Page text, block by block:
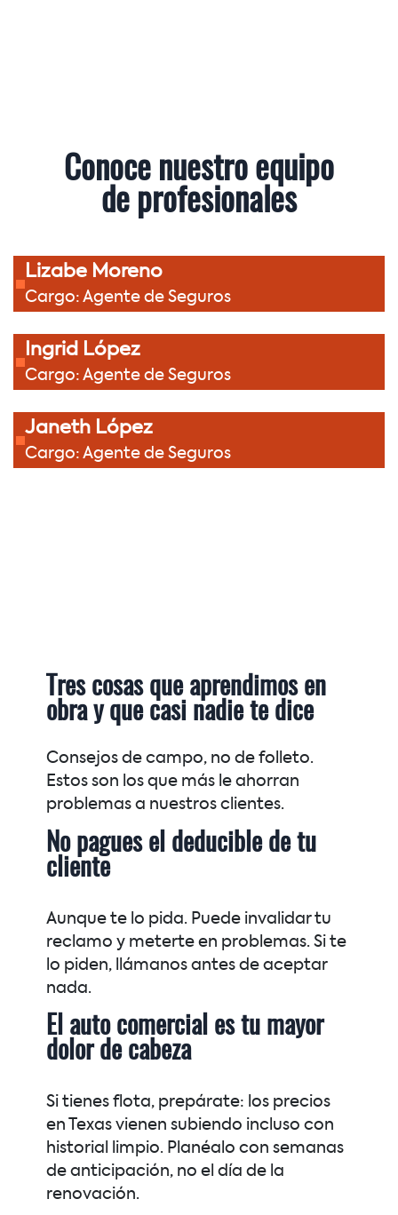
Conoce nuestro equipo
de profesionales
Lizabe Moreno
Cargo: Agente de Seguros
Ingrid López
Cargo: Agente de Seguros
Janeth López
Cargo: Agente de Seguros
Tres cosas que aprendimos en
obra y que casi nadie te dice
Consejos de campo, no de folleto.
Estos son los que más le ahorran
problemas a nuestros clientes.
No pagues el deducible de tu
cliente
Aunque te lo pida. Puede invalidar tu
reclamo y meterte en problemas. Si te
lo piden, llámanos antes de aceptar
nada.
El auto comercial es tu mayor
dolor de cabeza
Si tienes flota, prepárate: los precios
en Texas vienen subiendo incluso con
historial limpio. Planéalo con semanas
de anticipación, no el día de la
renovación.